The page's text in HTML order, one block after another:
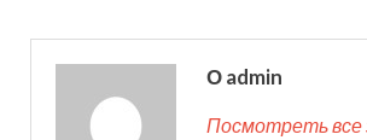
О admin
Посмотреть все